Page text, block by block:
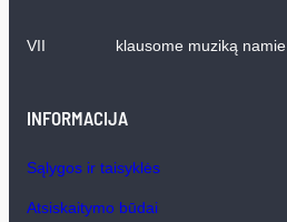
VII klausome muziką namie
INFORMACIJA
Sąlygos ir taisyklės
Atsiskaitymo būdai